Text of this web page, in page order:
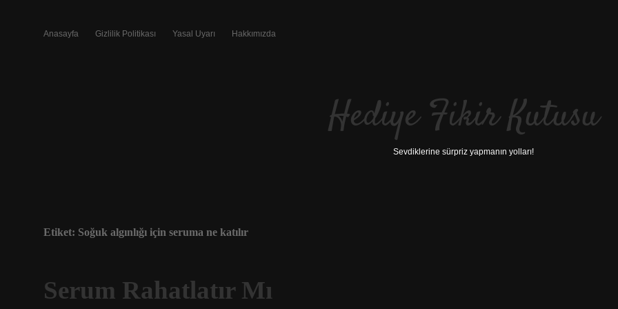
Anasayfa Gizlilik Politikası Yasal Uyarı Hakkımızda
Hediye Fikir Kutusu
Sevdiklerine sürpriz yapmanın yolları!
Etiket: Soğuk algınlığı için seruma ne katılır
Serum Rahatlatır Mı